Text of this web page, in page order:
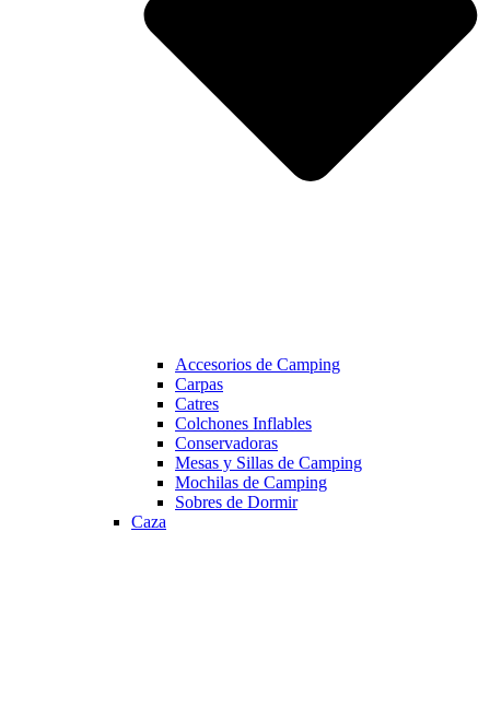
Accesorios de Camping
Carpas
Catres
Colchones Inflables
Conservadoras
Mesas y Sillas de Camping
Mochilas de Camping
Sobres de Dormir
Caza